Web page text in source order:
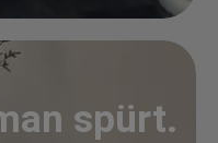
spürt.